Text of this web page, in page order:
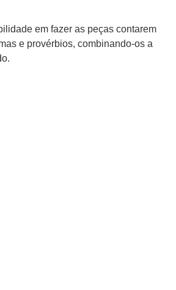
em fazer as peças contarem
e provérbios, combinando-os a